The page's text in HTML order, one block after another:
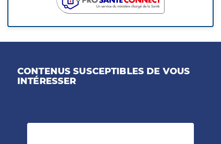
CONTENUS SUSCEPTIBLES DE VOUS
INTÉRESSER